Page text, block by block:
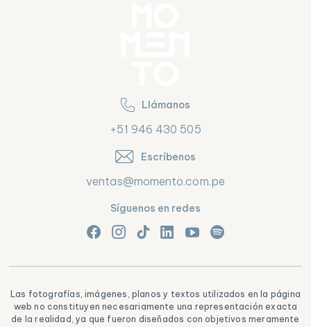
Llámanos
+51 946 430 505
Escríbenos
ventas@momento.com.pe
Síguenos en redes
Las fotografías, imágenes, planos y textos utilizados en la página
web no constituyen necesariamente una representación exacta
de la realidad, ya que fueron diseñados con objetivos meramente